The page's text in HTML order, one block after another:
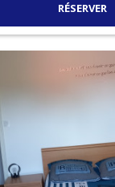
RÉSERVER